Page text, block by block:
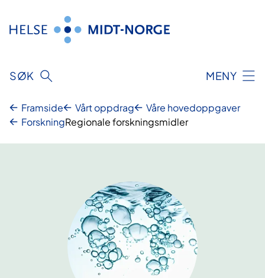
innhold
SØK MENY
Framside Vårt oppdrag
Våre hovedoppgaver
ForskningRegionale forskningsmidler